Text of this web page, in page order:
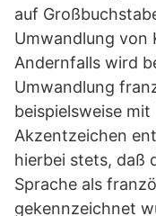
auf
Umwandlung von
Andernfalls wird
Umwandlung
beispielsweise
Akzentzeichen
hierbei stets, daß
Sprache als
gekennzeichnet